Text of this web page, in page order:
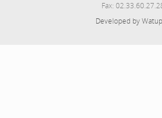
Fax:
Developed by